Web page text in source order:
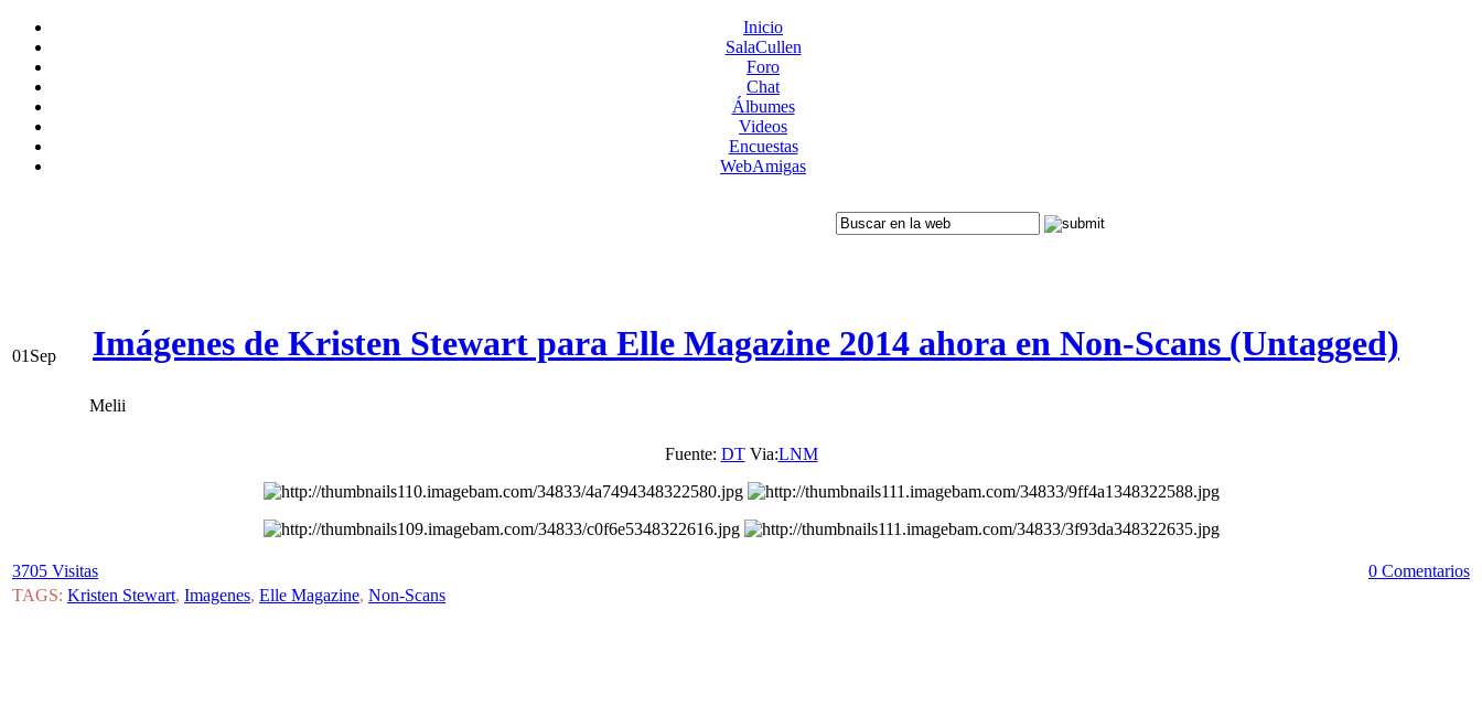
Inicio
SalaCullen
Foro
Chat
Álbumes
Videos
Encuestas
WebAmigas
01 Sep Imágenes de Kristen Stewart para Elle Magazine 2014 ahora en Non-Scans (Untagged)
Melii
Fuente: DTVia:LNM
3705 Visitas
0 Comentarios
TAGS: Kristen Stewart, Imagenes, Elle Magazine, Non-Scans